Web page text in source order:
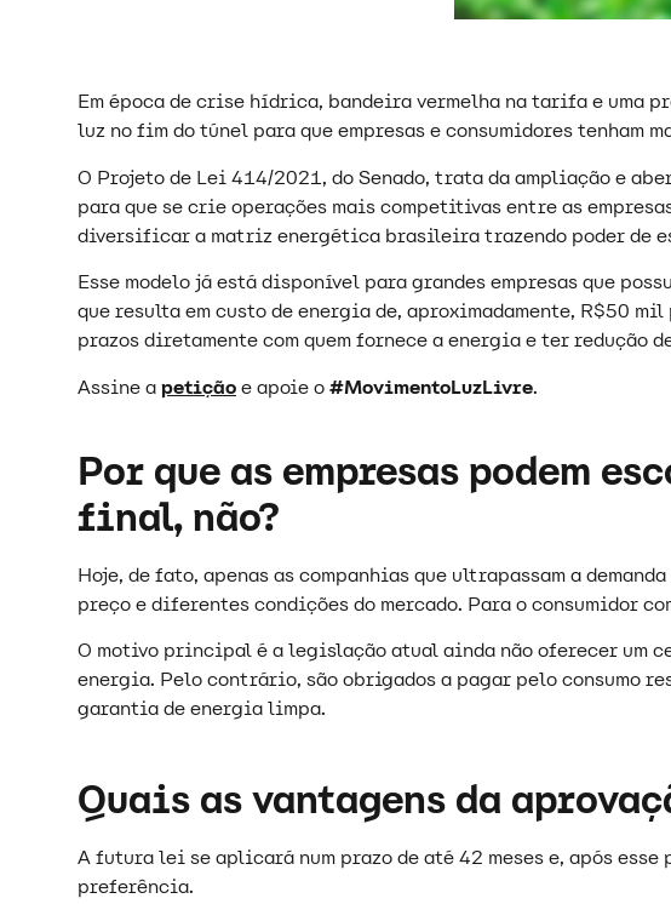
Em época de crise hídrica, bandeira vermelha na tarifa e uma
luz no fim do túnel para que empresas e consumidores tenham
O Projeto de Lei 414/2021, do Senado, trata da ampliação e
para que se crie operações mais competitivas entre as
diversificar a matriz energética brasileira trazendo poder de
Esse modelo já está disponível para grandes empresas que
que resulta em custo de energia de, aproximadamente, R$50
prazos diretamente com quem fornece a energia e ter redução
Assine apetiçãoe apoie o#MovimentoLuzLivre.
Por que as empresas podem
final, não?
Hoje, de fato, apenas as companhias que ultrapassam a
preço e diferentes condições do mercado. Para o consumidor
O motivo principal é a legislação atual ainda não oferecer um
energia. Pelo contrário, são obrigados a pagar pelo consumo
garantia de energia limpa.
Quais as vantagens da
A futura lei se aplicará num prazo de até 42 meses e, após
preferência.